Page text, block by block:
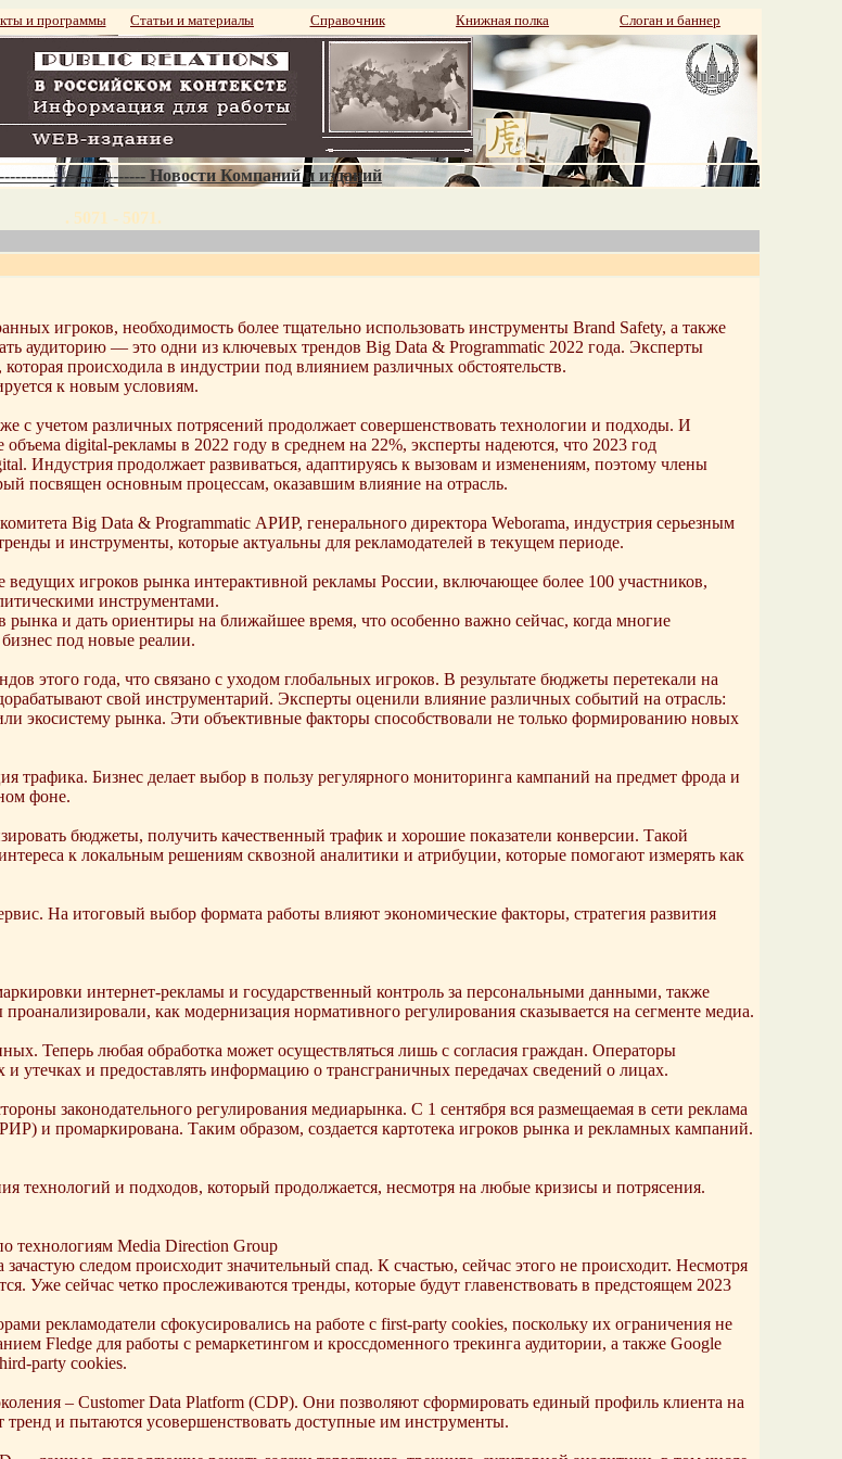
и программы Статьи и материалы Справочник Книжная полка Слоган и баннер
Новости Компаний и изданий
. 5071 - 5071.
игроков, необходимость более тщательно использовать инструменты Brand Safety, а также
аудиторию — это одни из ключевых трендов Big Data & Programmatic 2022 года. Эксперты
происходила в индустрии под влиянием различных обстоятельств.
к новым условиям.
с учетом различных потрясений продолжает совершенствовать технологии и подходы. И
digital-рекламы в 2022 году в среднем на 22%, эксперты надеются, что 2023 год
Индустрия продолжает развиваться, адаптируясь к вызовам и изменениям, поэтому члены
посвящен основным процессам, оказавшим влияние на отрасль.
Big Data & Programmatic АРИР, генерального директора Weborama, индустрия серьезным
и инструменты, которые актуальны для рекламодателей в текущем периоде.
игроков рынка интерактивной рекламы России, включающее более 100 участников,
инструментами.
и дать ориентиры на ближайшее время, что особенно важно сейчас, когда многие
бизнес под новые реалии.
этого года, что связано с уходом глобальных игроков. В результате бюджеты перетекали на
свой инструментарий. Эксперты оценили влияние различных событий на отрасль:
экосистему рынка. Эти объективные факторы способствовали не только формированию новых
трафика. Бизнес делает выбор в пользу регулярного мониторинга кампаний на предмет фрода и
фоне.
бюджеты, получить качественный трафик и хорошие показатели конверсии. Такой
к локальным решениям сквозной аналитики и атрибуции, которые помогают измерять как
На итоговый выбор формата работы влияют экономические факторы, стратегия развития
интернет-рекламы и государственный контроль за персональными данными, также
как модернизация нормативного регулирования сказывается на сегменте медиа.
Теперь любая обработка может осуществляться лишь с согласия граждан. Операторы
утечках и предоставлять информацию о трансграничных передачах сведений о лицах.
законодательного регулирования медиарынка. С 1 сентября вся размещаемая в сети реклама
и промаркирована. Таким образом, создается картотека игроков рынка и рекламных кампаний.
технологий и подходов, который продолжается, несмотря на любые кризисы и потрясения.
технологиям Media Direction Group
следом происходит значительный спад. К счастью, сейчас этого не происходит. Несмотря
Уже сейчас четко прослеживаются тренды, которые будут главенствовать в предстоящем 2023
рекламодатели сфокусировались на работе с first-party cookies, поскольку их ограничения не
Fledge для работы с ремаркетингом и кроссдоменного трекинга аудитории, а также Google
party cookies.
– Customer Data Platform (CDP). Они позволяют сформировать единый профиль клиента на
и пытаются усовершенствовать доступные им инструменты.